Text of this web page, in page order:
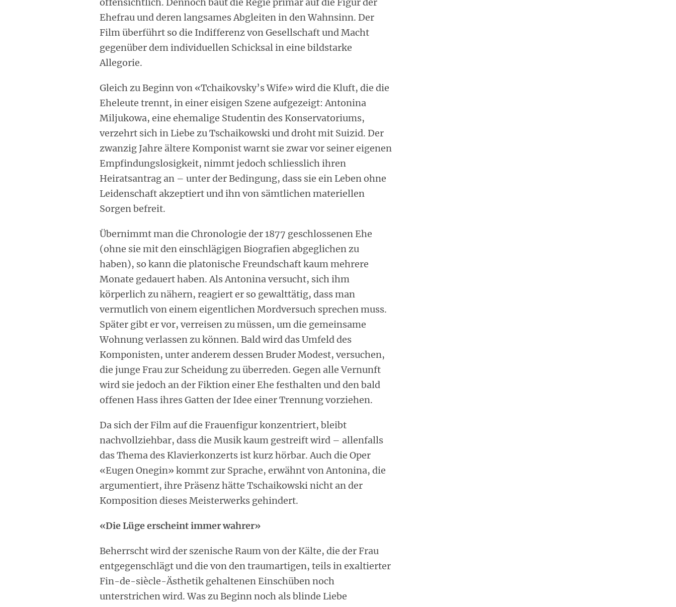
Ehefrau und deren langsames Abgleiten in den Wahnsinn. Der
Film überführt so die Indifferenz von Gesellschaft und Macht
gegenüber dem individuellen Schicksal in eine bildstarke
Allegorie.
Gleich zu Beginn von «Tchaikovsky’s Wife» wird die Kluft, die die
Eheleute trennt, in einer eisigen Szene aufgezeigt: Antonina
Miljukowa, eine ehemalige Studentin des Konservatoriums,
verzehrt sich in Liebe zu Tschaikowski und droht mit Suizid. Der
zwanzig Jahre ältere Komponist warnt sie zwar vor seiner eigenen
Empfindungslosigkeit, nimmt jedoch schliesslich ihren
Heiratsantrag an – unter der Bedingung, dass sie ein Leben ohne
Leidenschaft akzeptiert und ihn von sämtlichen materiellen
Sorgen befreit.
Übernimmt man die Chronologie der 1877 geschlossenen Ehe
(ohne sie mit den einschlägigen Biografien abgeglichen zu
haben), so kann die platonische Freundschaft kaum mehrere
Monate gedauert haben. Als Antonina versucht, sich ihm
körperlich zu nähern, reagiert er so gewalttätig, dass man
vermutlich von einem eigentlichen Mordversuch sprechen muss.
Später gibt er vor, verreisen zu müssen, um die gemeinsame
Wohnung verlassen zu können. Bald wird das Umfeld des
Komponisten, unter anderem dessen Bruder Modest, versuchen,
die junge Frau zur Scheidung zu überreden. Gegen alle Vernunft
wird sie jedoch an der Fiktion einer Ehe festhalten und den bald
offenen Hass ihres Gatten der Idee einer Trennung vorziehen.
Da sich der Film auf die Frauenfigur konzentriert, bleibt
nachvollziehbar, dass die Musik kaum gestreift wird – allenfalls
das Thema des Klavierkonzerts ist kurz hörbar. Auch die Oper
«Eugen Onegin» kommt zur Sprache, erwähnt von Antonina, die
argumentiert, ihre Präsenz hätte Tschaikowski nicht an der
Komposition dieses Meisterwerks gehindert.
«Die Lüge erscheint immer wahrer»
Beherrscht wird der szenische Raum von der Kälte, die der Frau
entgegenschlägt und die von den traumartigen, teils in exaltierter
Fin-de-siècle-Ästhetik gehaltenen Einschüben noch
unterstrichen wird. Was zu Beginn noch als blinde Liebe